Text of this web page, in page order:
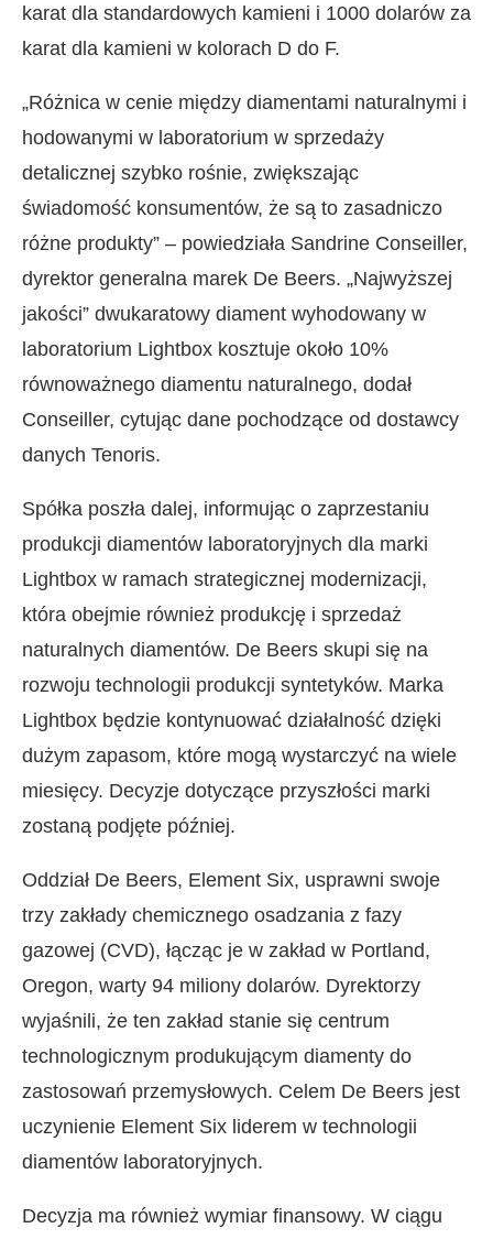
karat dla standardowych kamieni i 1000 dolarów za
karat dla kamieni w kolorach D do F.
„Różnica w cenie między diamentami naturalnymi i
hodowanymi w laboratorium w sprzedaży
detalicznej szybko rośnie, zwiększając
świadomość konsumentów, że są to zasadniczo
różne produkty” – powiedziała Sandrine Conseiller,
dyrektor generalna marek De Beers. „Najwyższej
jakości” dwukaratowy diament wyhodowany w
laboratorium Lightbox kosztuje około 10%
równoważnego diamentu naturalnego, dodał
Conseiller, cytując dane pochodzące od dostawcy
danych Tenoris.
Spółka poszła dalej, informując o zaprzestaniu
produkcji diamentów laboratoryjnych dla marki
Lightbox w ramach strategicznej modernizacji,
która obejmie również produkcję i sprzedaż
naturalnych diamentów. De Beers skupi się na
rozwoju technologii produkcji syntetyków. Marka
Lightbox będzie kontynuować działalność dzięki
dużym zapasom, które mogą wystarczyć na wiele
miesięcy. Decyzje dotyczące przyszłości marki
zostaną podjęte później.
Oddział De Beers, Element Six, usprawni swoje
trzy zakłady chemicznego osadzania z fazy
gazowej (CVD), łącząc je w zakład w Portland,
Oregon, warty 94 miliony dolarów. Dyrektorzy
wyjaśnili, że ten zakład stanie się centrum
technologicznym produkującym diamenty do
zastosowań przemysłowych. Celem De Beers jest
uczynienie Element Six liderem w technologii
diamentów laboratoryjnych.
Decyzja ma również wymiar finansowy. W ciągu